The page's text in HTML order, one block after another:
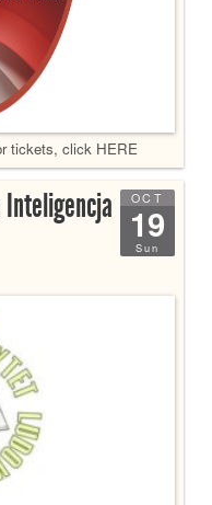
tickets, click HERE
OCT
19
Sun
Inteligencja